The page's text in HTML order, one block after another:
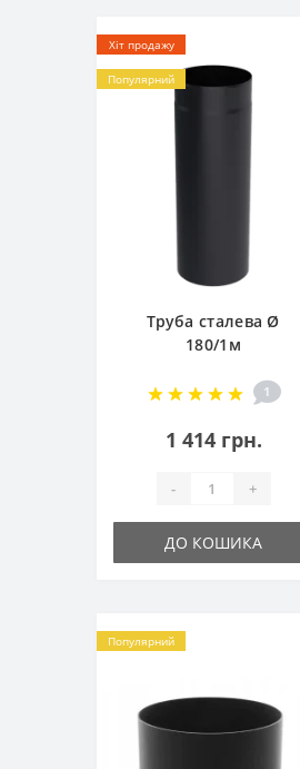
Хіт продажу
Популярний
Труба сталева Ø
180/1м
1
1 414 грн.
- +
ДО КОШИКА
Популярний